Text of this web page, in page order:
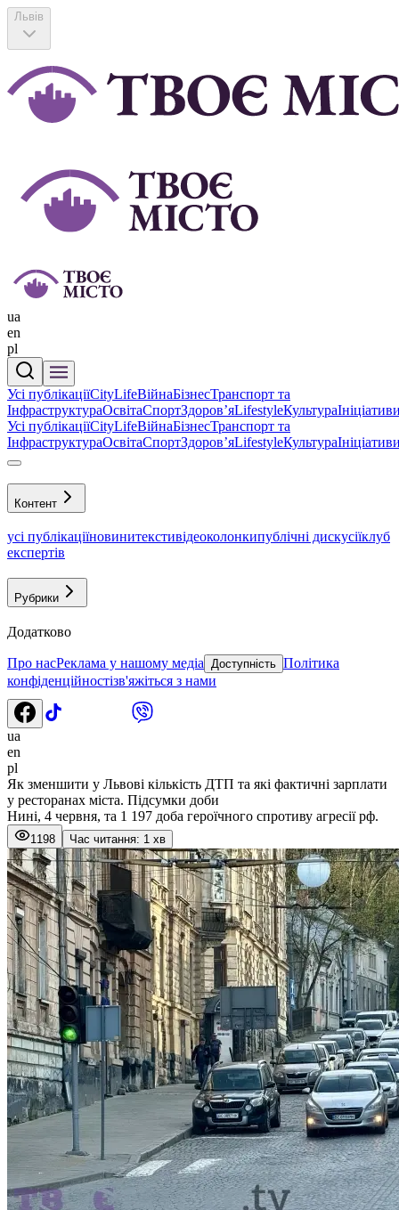
Львів
ua
en
pl
Усі публікаціїCityLifeВійнаБізнесТранспорт та
ІнфраструктураОсвітаСпортЗдоровʼяLifestyleКультура
Усі публікаціїCityLifeВійнаБізнесТранспорт та
ІнфраструктураОсвітаСпортЗдоровʼяLifestyleКультура
Контент
усі публікаціїновинитекстивідеоколонкипублічні дискусіїклуб
експертів
Рубрики
Додатково
Про насРеклама у нашому медіа Доступність Політика
конфіденційностізв'яжіться з нами
ua
en
pl
Як зменшити у Львові кількість ДТП та які фактичні зарплати
у ресторанах міста. Підсумки доби
Нині, 4 червня, та 1 197 доба героїчного спротиву агресії рф.
1198 Час читання: 1 хв